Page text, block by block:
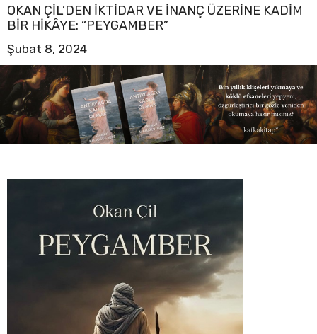
OKAN ÇIL’DEN IKTIDAR VE INANÇ ÜZERINE KADIM
BIR HIKÂYE: “PEYGAMBER”
Şubat 8, 2024